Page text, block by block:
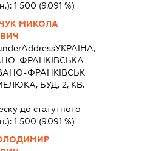
1 500 (9.091 %)
МИКОЛА
УКРАЇНА,
ФРАНКIВСЬКА
ФРАНКІВСЬК
БУД. 2, КВ.
до статутного
1 500 (9.091 %)